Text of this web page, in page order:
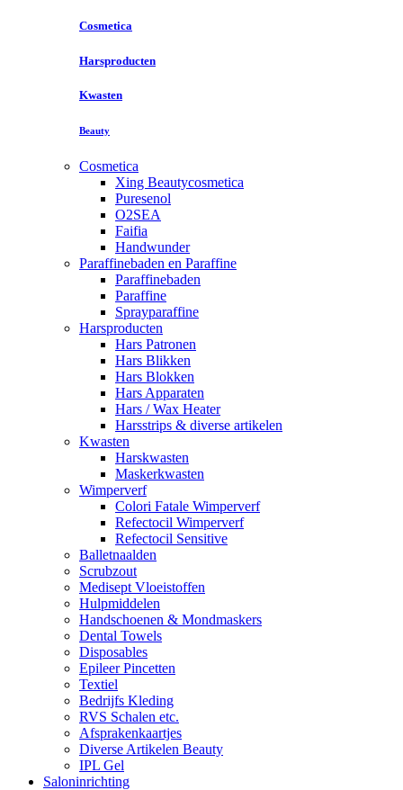
Cosmetica
Harsproducten
Kwasten
Beauty
Cosmetica
Xing Beautycosmetica
Puresenol
O2SEA
Faifia
Handwunder
Paraffinebaden en Paraffine
Paraffinebaden
Paraffine
Sprayparaffine
Harsproducten
Hars Patronen
Hars Blikken
Hars Blokken
Hars Apparaten
Hars / Wax Heater
Harsstrips & diverse artikelen
Kwasten
Harskwasten
Maskerkwasten
Wimperverf
Colori Fatale Wimperverf
Refectocil Wimperverf
Refectocil Sensitive
Balletnaalden
Scrubzout
Medisept Vloeistoffen
Hulpmiddelen
Handschoenen & Mondmaskers
Dental Towels
Disposables
Epileer Pincetten
Textiel
Bedrijfs Kleding
RVS Schalen etc.
Afsprakenkaartjes
Diverse Artikelen Beauty
IPL Gel
Saloninrichting